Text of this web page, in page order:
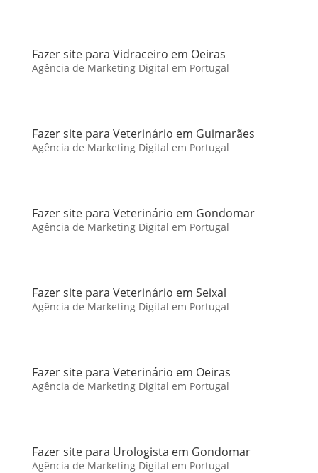
Fazer site para Vidraceiro em Oeiras
Agência de Marketing Digital em Portugal
Fazer site para Veterinário em Guimarães
Agência de Marketing Digital em Portugal
Fazer site para Veterinário em Gondomar
Agência de Marketing Digital em Portugal
Fazer site para Veterinário em Seixal
Agência de Marketing Digital em Portugal
Fazer site para Veterinário em Oeiras
Agência de Marketing Digital em Portugal
Fazer site para Urologista em Gondomar
Agência de Marketing Digital em Portugal